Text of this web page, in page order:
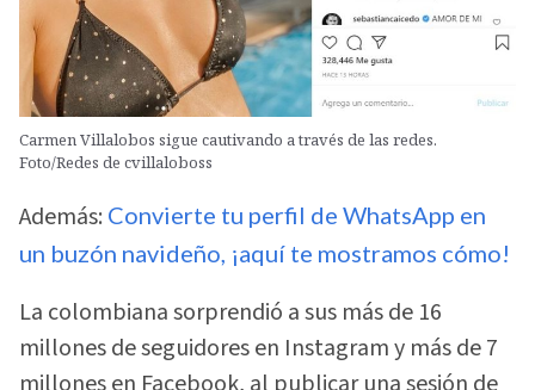
Carmen Villalobos sigue cautivando a través de las redes.
Foto/Redes de cvillaloboss
Además: Convierte tu perfil de WhatsApp en
un buzón navideño, ¡aquí te mostramos cómo!
La colombiana sorprendió a sus más de 16
millones de seguidores en Instagram y más de 7